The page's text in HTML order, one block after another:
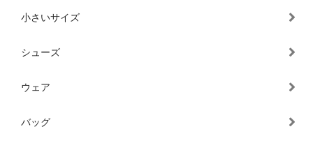
小さいサイズ
シューズ
ウェア
バッグ